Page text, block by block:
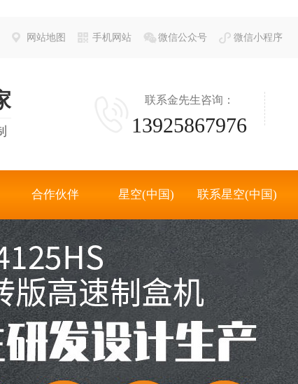
网站地图 手机网站 微信公众号 微信小程序
联系金先生咨询：
13925867976
合作伙伴 星空(中国) 联系星空(中国)